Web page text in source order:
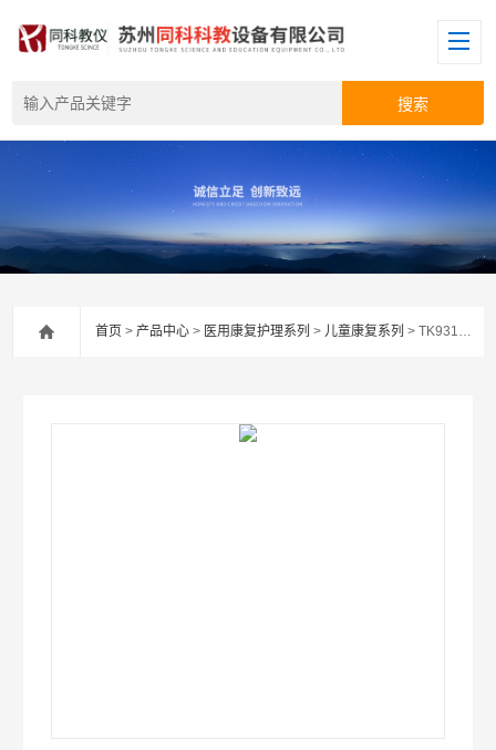
首页 >产品中心 > 医用康复护理系列 > 儿童康复系列 > TK931矫形背带